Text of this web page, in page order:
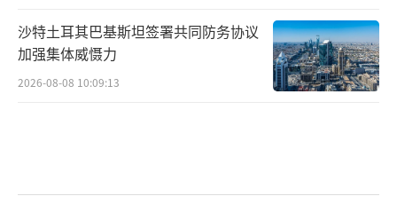
沙特土耳其巴基斯坦签署共同防务协议
加强集体威慑力
2026-08-08 10:09:13